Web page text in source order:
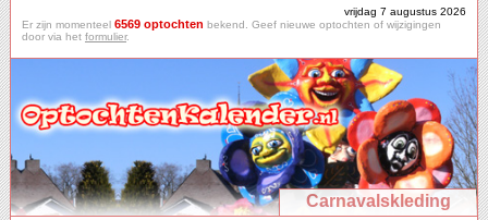
vrijdag 7 augustus 2026
Er zijn momenteel 6569 optochten bekend. Geef nieuwe optochten of wijzigingen
door via het formulier.
Carnavalskleding